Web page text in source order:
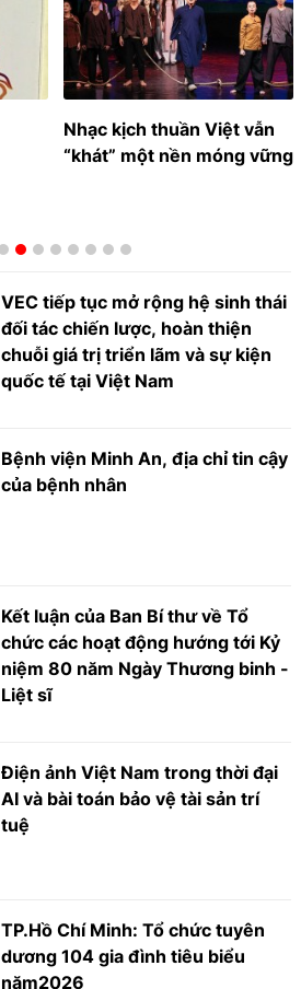
Nhạc kịch thuần Việt vẫn
“khát” một nền móng vững
VEC tiếp tục mở rộng hệ sinh thái
đối tác chiến lược, hoàn thiện
chuỗi giá trị triển lãm và sự kiện
quốc tế tại Việt Nam
Bệnh viện Minh An, địa chỉ tin cậy
của bệnh nhân
Kết luận của Ban Bí thư về Tổ
chức các hoạt động hướng tới Kỷ
niệm 80 năm Ngày Thương binh -
Liệt sĩ
Điện ảnh Việt Nam trong thời đại
AI và bài toán bảo vệ tài sản trí
tuệ
TP.Hồ Chí Minh: Tổ chức tuyên
dương 104 gia đình tiêu biểu
năm2026